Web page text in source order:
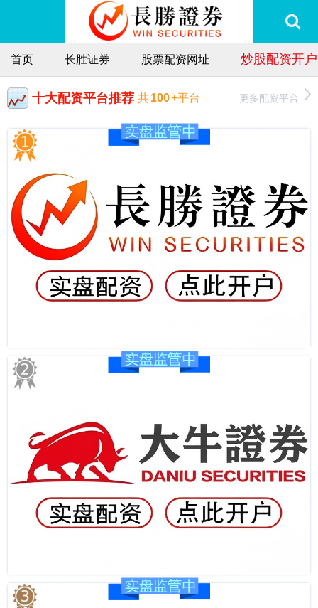
首页 长胜证券 股票配资网址 炒股配资开户
十大配资平台推荐 共100+平台 更多配资平台